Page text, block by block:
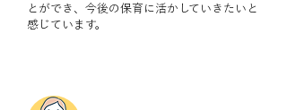
とができ、今後の保育に活かしていきたいと
感じています。